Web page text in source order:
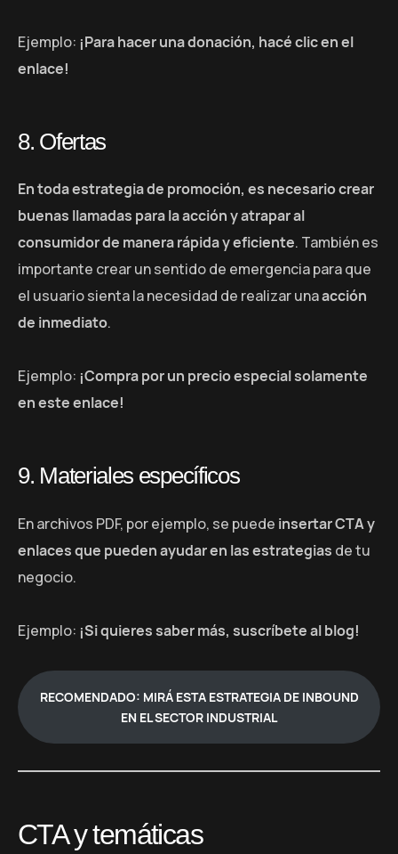
Ejemplo: ¡Para hacer una donación, hacé clic en el
enlace!
8. Ofertas
En toda estrategia de promoción, es necesario crear
buenas llamadas para la acción y atrapar al
consumidor de manera rápida y eficiente. También es
importante crear un sentido de emergencia para que
el usuario sienta la necesidad de realizar unaacción
de inmediato.
Ejemplo: ¡Compra por un precio especial solamente
en este enlace!
9. Materiales específicos
En archivos PDF, por ejemplo, se puede insertar CTA y
enlaces que pueden ayudar en las estrategias de tu
negocio.
Ejemplo: ¡Si quieres saber más, suscríbete al blog!
RECOMENDADO: MIRÁ ESTA ESTRATEGIA DE INBOUND
EN EL SECTOR INDUSTRIAL
CTA y temáticas